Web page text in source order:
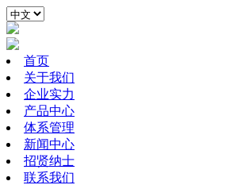
首页
关于我们
企业实力
产品中心
体系管理
新闻中心
招贤纳士
联系我们